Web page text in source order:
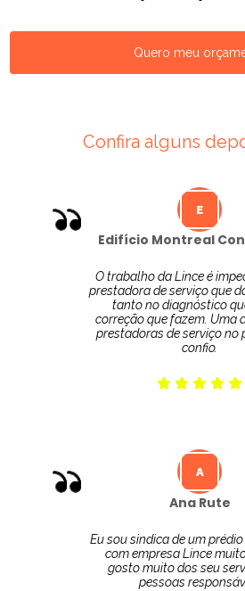
Quero meu
Confira alguns
Edifício Montreal
O trabalho da Lince é
prestadora de serviço que
tanto no diagnóstico
correção que fazem. Uma
prestadoras de serviço no
confio.
Ana Rute
Eu sou sindica de um
com empresa Lince
gosto muito dos seu
pessoas